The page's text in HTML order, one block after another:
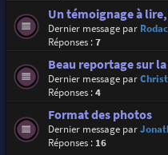
Un témoignage à
Dernier message par Rodac
Réponses :7
Beau reportage sur
Dernier message par
Réponses :4
Format des photos
Dernier message par
Réponses : 16